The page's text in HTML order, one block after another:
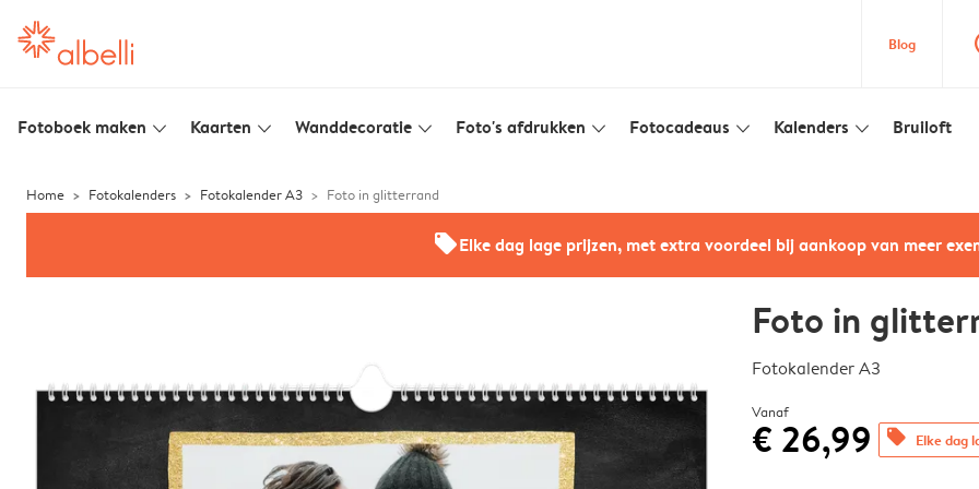
Blog
Fotoboek maken slim_arrow_down Kaarten slim_arrow_down Wanddecoratie slim_arrow_down Foto's afdrukken slim_arrow_down Fotocadeaus slim_arrow_down Kalenders slim_arrow_down Bruiloft
Home Fotokalenders Fotokalender A3 Foto in glitterrand
offersElke dag lage prijzen, met extra voordeel bij aankoop van meer
Foto in
Fotokalender A3
Vanaf
€ 26,99 offers Elke dag